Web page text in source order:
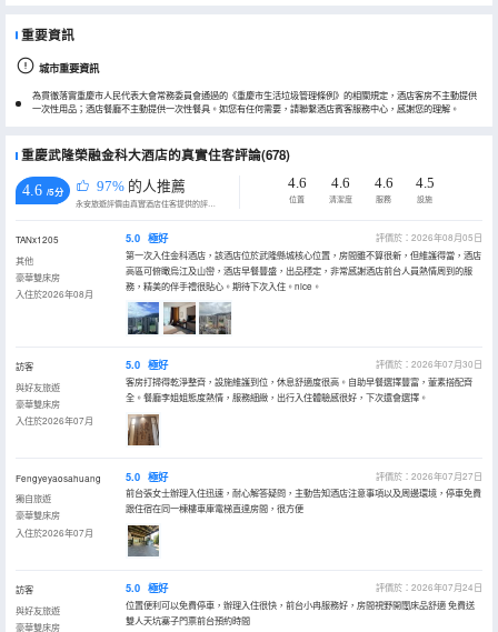
重要資訊
城市重要資訊
為貫徹落實重慶市人民代表大會常務委員會通過的《重慶市生活垃圾管理條例》的相關規定，酒店客房不主動提供
一次性用品；酒店餐廳不主動提供一次性餐具。如您有任何需要，請聯繫酒店賓客服務中心，感謝您的理解。
重慶武隆榮融金科大酒店的真實住客評論(678)
4.6 /5分 97% 的人推薦
永安旅遊評價由真實酒店住客提供的評價。
4.6
位置
4.6
清潔度
4.6
服務
4.5
設施
TANx1205
其他
豪華雙床房
入住於2026年08月
5.0 極好
評價於：2026年08月05日
第一次入住金科酒店，該酒店位於武隆縣城核心位置，房間雖不算很新，但維護得當，酒店
高區可俯瞰烏江及山巒，酒店早餐豐盛，出品穩定，非常感謝酒店前台人員熱情周到的服
務，精美的伴手禮很貼心。期待下次入住。nice。
訪客
與好友旅遊
豪華雙床房
入住於2026年07月
5.0 極好
評價於：2026年07月30日
客房打掃得乾淨整齊，設施維護到位，休息舒適度很高。自助早餐選擇豐富，葷素搭配齊
全。餐廳李姐姐態度熱情，服務細緻，出行入住體驗感很好，下次還會選擇。
Fengyeyaosahuang
獨自旅遊
豪華雙床房
入住於2026年07月
5.0 極好
評價於：2026年07月27日
前台張女士辦理入住迅速，耐心解答疑問，主動告知酒店注意事項以及周邊環境，停車免費
跟住宿在同一棟樓車庫電梯直達房間，很方便
訪客
與好友旅遊
豪華雙床房
5.0 極好
評價於：2026年07月24日
位置便利可以免費停車，辦理入住很快，前台小冉服務好，房間視野開闊床品舒適 免費送
雙人天坑寨子門票前台預約時間